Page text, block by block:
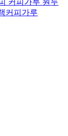
커피가루 원두
커피가루